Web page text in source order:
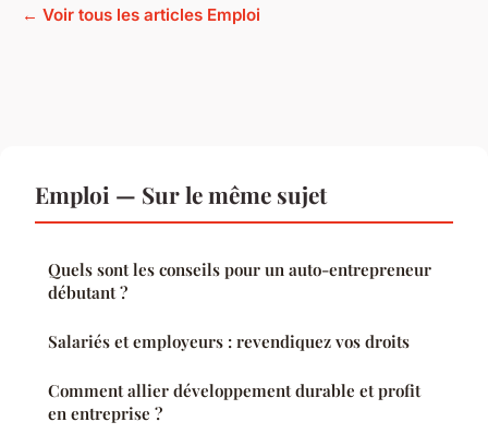
← Voir tous les articles Emploi
Emploi — Sur le même sujet
Quels sont les conseils pour un auto-entrepreneur
débutant ?
Salariés et employeurs : revendiquez vos droits
Comment allier développement durable et profit
en entreprise ?